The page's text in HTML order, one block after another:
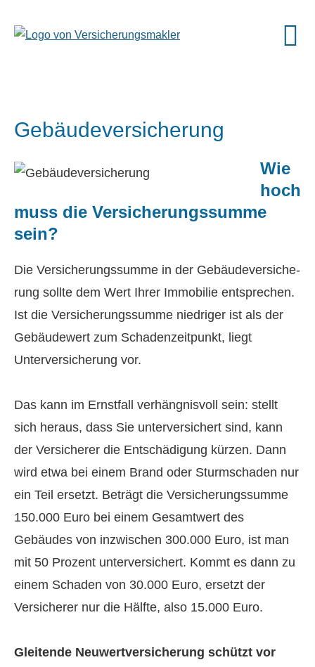
Ge­bäude­ver­si­che­rung
Wie
hoch
muss die Versicherungssumme
sein?
Die Versicherungssumme in der Ge­bäude­ver­si­che­
rung sollte dem Wert Ihrer Immobilie entsprechen.
Ist die Versicherungssumme niedriger ist als der
Gebäudewert zum Schadenzeitpunkt, liegt
Unterversicherung vor.
Das kann im Ernstfall verhängnisvoll sein: stellt
sich heraus, dass Sie unterversichert sind, kann
der Versicherer die Entschädigung kürzen. Dann
wird etwa bei einem Brand oder Sturmschaden nur
ein Teil ersetzt. Beträgt die Versicherungssumme
150.000 Euro bei einem Gesamtwert des
Gebäudes von inzwischen 300.000 Euro, ist man
mit 50 Prozent unterversichert. Kommt es dann zu
einem Schaden von 30.000 Euro, ersetzt der
Versicherer nur die Hälfte, also 15.000 Euro.
Gleitende Neuwertversicherung schützt vor